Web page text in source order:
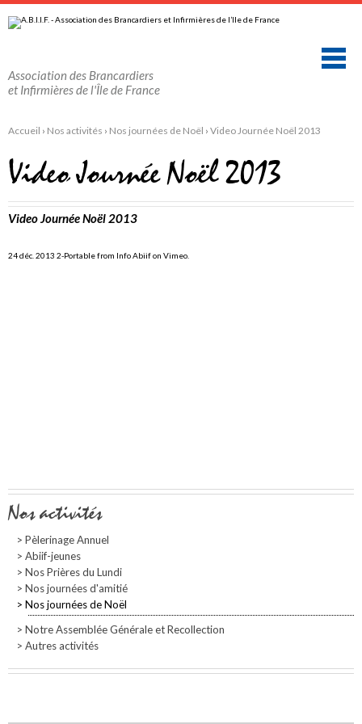
au
contenu.
navigation
personnels
Association des Brancardiers
et Infirmières de l'Île de France
Accueil › Nos activités › Nos journées de Noël › Video Journée Noël 2013
Video Journée Noël 2013
Video Journée Noël 2013
24 déc. 2013 2-Portablefrom Info Abiifon Vimeo
Navigation
Nos activités
Pèlerinage Annuel
Abiif-jeunes
Nos Prières du Lundi
Nos journées d'amitié
Nos journées de Noël
Notre Assemblée Générale et Recollection
Autres activités